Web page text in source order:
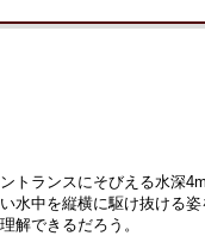
ランスにそびえる水深
水中を縦横に駆け抜ける
解できるだろう。